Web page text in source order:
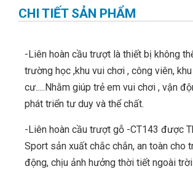
CHI TIẾT SẢN PHẨM
-Liên hoàn cầu trượt là thiết bị không
trường học ,khu vui chơi , công viên,
cư.....Nhằm giúp trẻ em vui chơi , vận
phát triển tư duy và thể chất.
-Liên hoàn cầu trượt gỗ -CT143 được
Sport sản xuất chắc chắn, an toàn cho
động, chịu ảnh hưởng thời tiết ngoài